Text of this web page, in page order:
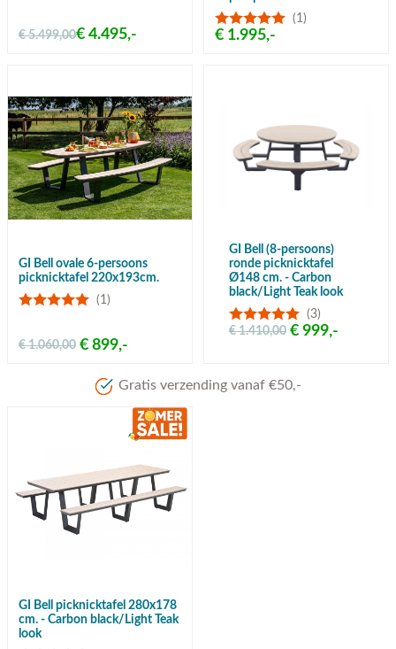
€ 5.499,00€ 4.495,-
(1)
€ 1.995,-
GI Bell ovale 6-persoons
picknicktafel 220x193cm.
(1)
€ 899,-
€ 1.060,00
GI Bell (8-persoons)
ronde picknicktafel
Ø148 cm. - Carbon
black/Light Teak look
(3)
€ 999,-
€ 1.410,00
Gratis verzending vanaf €50,-
GI Bell picknicktafel 280x178
cm. - Carbon black/Light Teak
look